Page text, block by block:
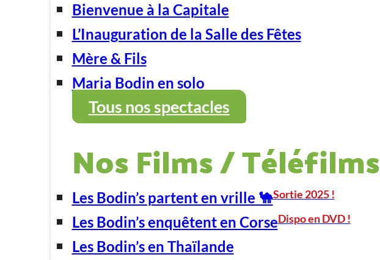
Bienvenue à la Capitale
L’Inauguration de la Salle des Fêtes
Mère & Fils
Maria Bodin en solo
Tous nos spectacles
Nos Films / Téléfilms
Les Bodin’s partent en vrille 🐪Sortie 2025 !
Les Bodin’s enquêtent en CorseDispo en DVD !
Les Bodin’s en Thaïlande